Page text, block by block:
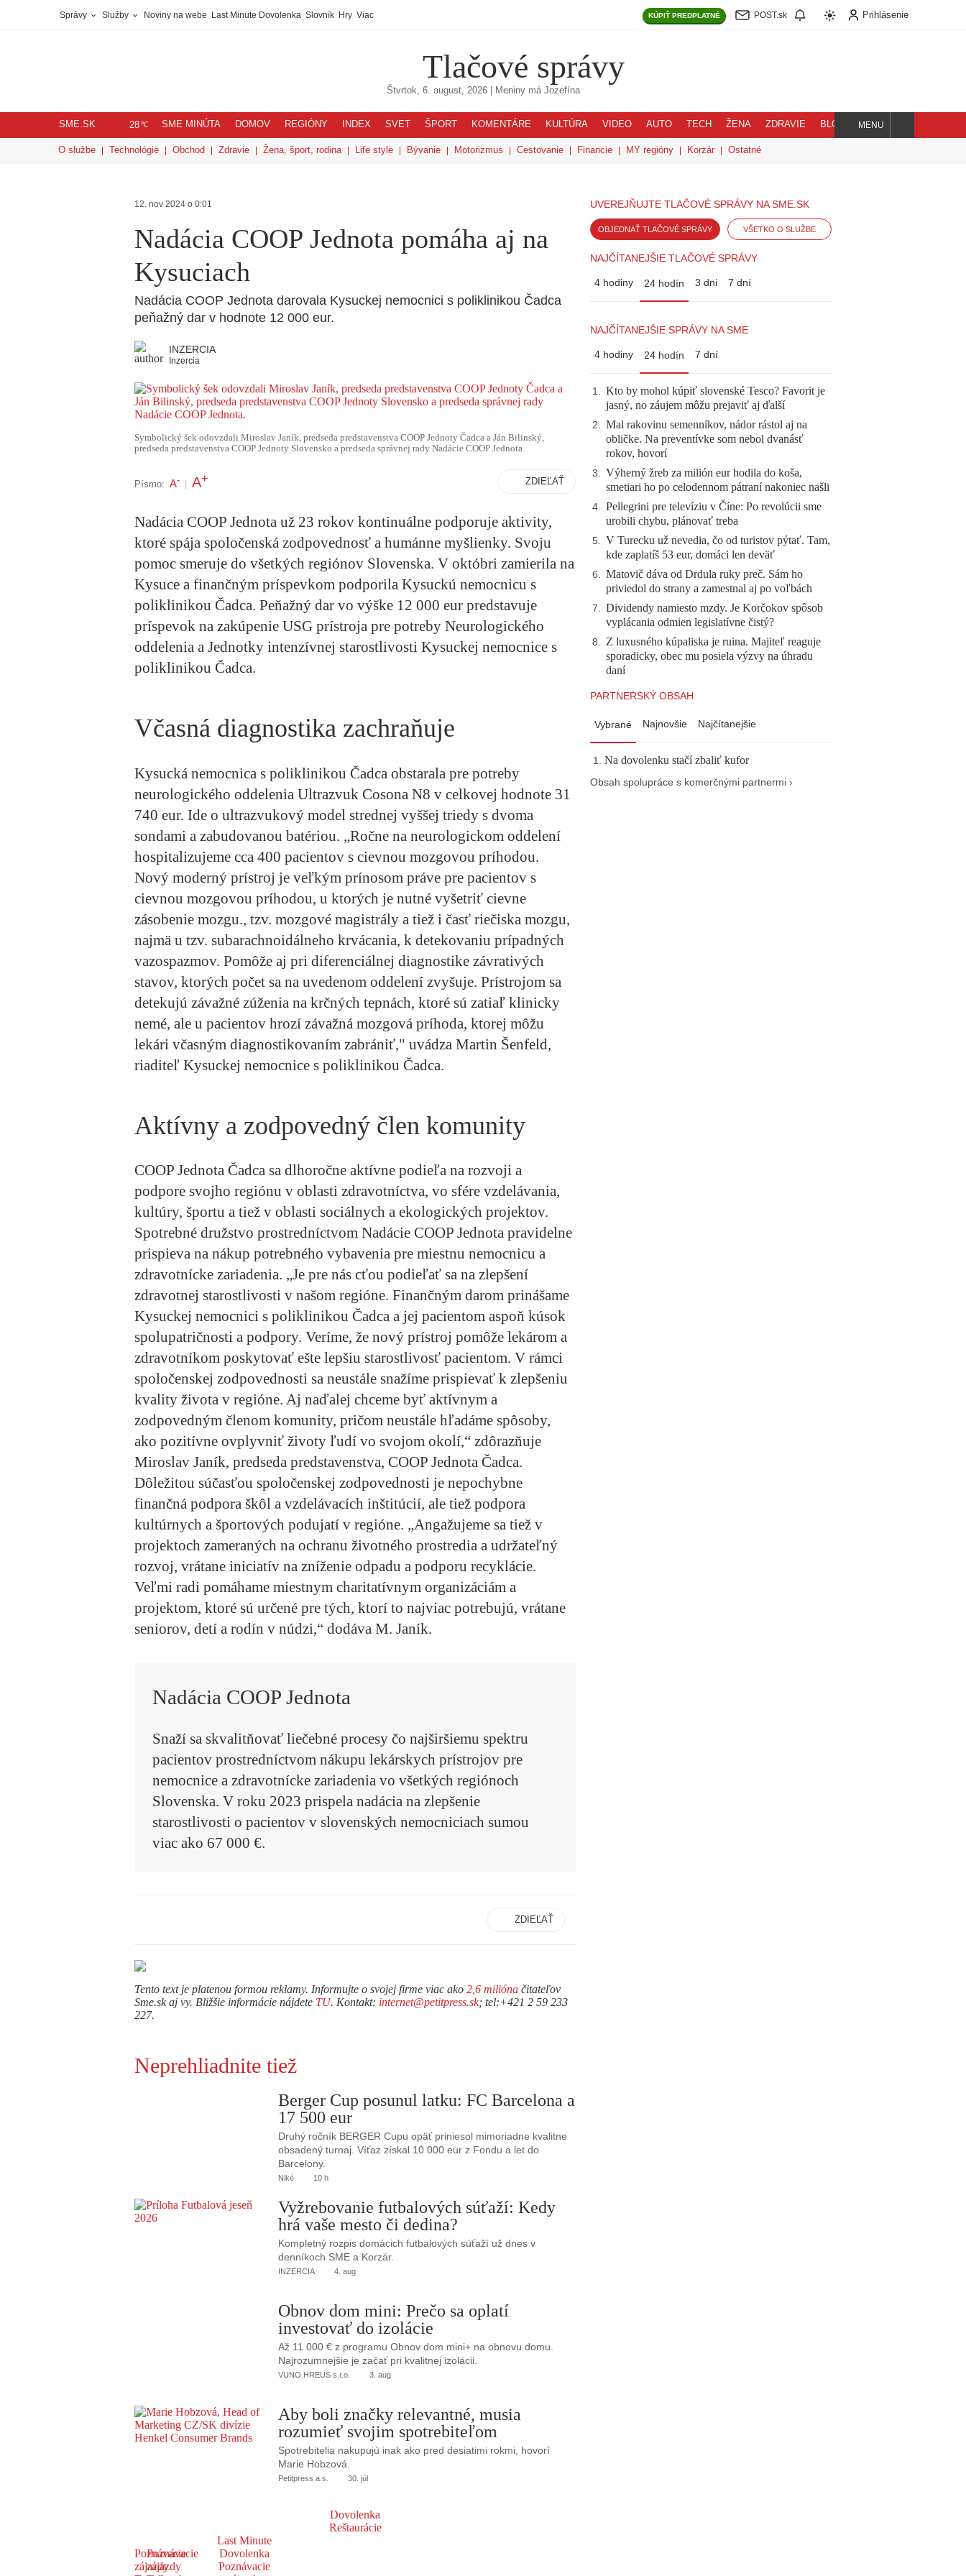
Správy Služby Noviny na webe Last Minute Dovolenka Slovník Hry Viac KÚPIŤ PREDPLATNÉ POST.sk Prihlásenie
Tlačové správy
Štvrtok, 6. august, 2026| Meniny má Jozefína
SME.SK 28℃ SME MINÚTA DOMOV REGIÓNY INDEX SVET ŠPORT KOMENTÁRE KULTÚRA VIDEO AUTO TECH ŽENA ZDRAVIE BLOG
Hľadaj
MENU
O službe Technológie Obchod Zdravie Žena, šport, rodina Life style Bývanie Motorizmus Cestovanie Financie MY regióny Korzár Ostatné
12. nov 2024 o 0:01
Nadácia COOP Jednota pomáha aj na
Kysuciach
Nadácia COOP Jednota darovala Kysuckej nemocnici s poliklinikou Čadca
peňažný dar v hodnote 12 000 eur.
INZERCIA
Inzercia
Symbolický šek odovzdali Miroslav Janík, predseda predstavenstva COOP Jednoty Čadca a Ján Bilinský,
predseda predstavenstva COOP Jednoty Slovensko a predseda správnej rady Nadácie COOP Jednota.
Písmo: A- A+ ZDIEĽAŤ
Nadácia COOP Jednota už 23 rokov kontinuálne podporuje aktivity,
ktoré spája spoločenská zodpovednosť a humánne myšlienky. Svoju
pomoc smeruje do všetkých regiónov Slovenska. V októbri zamierila na
Kysuce a finančným príspevkom podporila Kysuckú nemocnicu s
poliklinikou Čadca. Peňažný dar vo výške 12 000 eur predstavuje
príspevok na zakúpenie USG prístroja pre potreby Neurologického
oddelenia a Jednotky intenzívnej starostlivosti Kysuckej nemocnice s
poliklinikou Čadca.
Včasná diagnostika zachraňuje
Kysucká nemocnica s poliklinikou Čadca obstarala pre potreby
neurologického oddelenia Ultrazvuk Cosona N8 v celkovej hodnote 31
740 eur. Ide o ultrazvukový model strednej vyššej triedy s dvoma
sondami a zabudovanou batériou. „Ročne na neurologickom oddelení
hospitalizujeme cca 400 pacientov s cievnou mozgovou príhodou.
Nový moderný prístroj je veľkým prínosom práve pre pacientov s
cievnou mozgovou príhodou, u ktorých je nutné vyšetriť cievne
zásobenie mozgu., tzv. mozgové magistrály a tiež i časť riečiska mozgu,
najmä u tzv. subarachnoidálneho krvácania, k detekovaniu prípadných
vazospazmov. Pomôže aj pri diferenciálnej diagnostike závrativých
stavov, ktorých počet sa na uvedenom oddelení zvyšuje. Prístrojom sa
detekujú závažné zúženia na krčných tepnách, ktoré sú zatiaľ klinicky
nemé, ale u pacientov hrozí závažná mozgová príhoda, ktorej môžu
lekári včasným diagnostikovaním zabrániť," uvádza Martin Šenfeld,
riaditeľ Kysuckej nemocnice s poliklinikou Čadca.
Aktívny a zodpovedný člen komunity
COOP Jednota Čadca sa dlhoročne aktívne podieľa na rozvoji a
podpore svojho regiónu v oblasti zdravotníctva, vo sfére vzdelávania,
kultúry, športu a tiež v oblasti sociálnych a ekologických projektov.
Spotrebné družstvo prostredníctvom Nadácie COOP Jednota pravidelne
prispieva na nákup potrebného vybavenia pre miestnu nemocnicu a
zdravotnícke zariadenia. „Je pre nás cťou podieľať sa na zlepšení
zdravotnej starostlivosti v našom regióne. Finančným darom prinášame
Kysuckej nemocnici s poliklinikou Čadca a jej pacientom aspoň kúsok
spolupatričnosti a podpory. Veríme, že nový prístroj pomôže lekárom a
zdravotníkom poskytovať ešte lepšiu starostlivosť pacientom. V rámci
spoločenskej zodpovednosti sa neustále snažíme prispievať k zlepšeniu
kvality života v regióne. Aj naďalej chceme byť aktívnym a
zodpovedným členom komunity, pričom neustále hľadáme spôsoby,
ako pozitívne ovplyvniť životy ľudí vo svojom okolí,“ zdôrazňuje
Miroslav Janík, predseda predstavenstva, COOP Jednota Čadca.
Dôležitou súčasťou spoločenskej zodpovednosti je nepochybne
finančná podpora škôl a vzdelávacích inštitúcií, ale tiež podpora
kultúrnych a športových podujatí v regióne. „Angažujeme sa tiež v
projektoch zameraných na ochranu životného prostredia a udržateľný
rozvoj, vrátane iniciatív na zníženie odpadu a podporu recyklácie.
Veľmi radi pomáhame miestnym charitatívnym organizáciám a
projektom, ktoré sú určené pre tých, ktorí to najviac potrebujú, vrátane
seniorov, detí a rodín v núdzi,“ dodáva M. Janík.
Nadácia COOP Jednota
Snaží sa skvalitňovať liečebné procesy čo najširšiemu spektru
pacientov prostredníctvom nákupu lekárskych prístrojov pre
nemocnice a zdravotnícke zariadenia vo všetkých regiónoch
Slovenska. V roku 2023 prispela nadácia na zlepšenie
starostlivosti o pacientov v slovenských nemocniciach sumou
viac ako 67 000 €.
ZDIEĽAŤ
Tento text je platenou formou reklamy. Informujte o svojej firme viac ako 2,6 milióna čitateľov
Sme.sk aj vy. Bližšie informácie nájdete TU. Kontakt: internet@petitpress.sk; tel:+421 2 59 233
227.
UVEREJŇUJTE TLAČOVÉ SPRÁVY NA SME.SK
OBJEDNAŤ TLAČOVÉ SPRÁVY VŠETKO O SLUŽBE
NAJČÍTANEJŠIE TLAČOVÉ SPRÁVY
4 hodiny 24 hodín 3 dni 7 dní
NAJČÍTANEJŠIE SPRÁVY NA SME
4 hodiny 24 hodín 7 dní
1. Kto by mohol kúpiť slovenské Tesco? Favorit je
jasný, no záujem môžu prejaviť aj ďalší
2. Mal rakovinu semenníkov, nádor rástol aj na
obličke. Na preventívke som nebol dvanásť
rokov, hovorí
3. Výherný žreb za milión eur hodila do koša,
smetiari ho po celodennom pátraní nakoniec našli
4. Pellegrini pre televíziu v Číne: Po revolúcii sme
urobili chybu, plánovať treba
5. V Turecku už nevedia, čo od turistov pýtať. Tam,
kde zaplatíš 53 eur, domáci len deväť
6. Matovič dáva od Drdula ruky preč. Sám ho
priviedol do strany a zamestnal aj po voľbách
7. Dividendy namiesto mzdy. Je Korčokov spôsob
vyplácania odmien legislatívne čistý?
8. Z luxusného kúpaliska je ruina. Majiteľ reaguje
sporadicky, obec mu posiela výzvy na úhradu
daní
PARTNERSKÝ OBSAH
Vybrané Najnovšie Najčítanejšie
Na dovolenku stačí zbaliť kufor
Obsah spolupráce s komerčnými partnermi ›
Neprehliadnite tiež
Berger Cup posunul latku: FC Barcelona a
17 500 eur
Druhý ročník BERGER Cupu opäť priniesol mimoriadne kvalitne
obsadený turnaj. Víťaz získal 10 000 eur z Fondu a let do
Barcelony.
Niké 10 h
Vyžrebovanie futbalových súťaží: Kedy
hrá vaše mesto či dedina?
Kompletný rozpis domácich futbalových súťaží už dnes v
denníkoch SME a Korzár.
INZERCIA 4. aug
Obnov dom mini: Prečo sa oplatí
investovať do izolácie
Až 11 000 € z programu Obnov dom mini+ na obnovu domu.
Najrozumnejšie je začať pri kvalitnej izolácii.
VUNO HREUS s.r.o. 3. aug
Aby boli značky relevantné, musia
rozumieť svojim spotrebiteľom
Spotrebitelia nakupujú inak ako pred desiatimi rokmi, hovorí
Marie Hobzová.
Petitpress a.s. 30. júl
Dovolenka
Reštaurácie
Poznávacie
zájazdy
Poznávacie
zájazdy
Last Minute
Dovolenka
Poznávacie